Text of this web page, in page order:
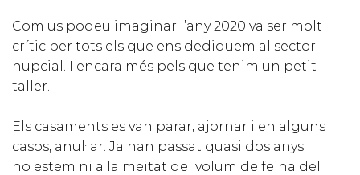
Com us podeu imaginar l’any 2020 va ser molt
crític per tots els que ens dediquem al sector
nupcial. I encara més pels que tenim un petit
taller.
Els casaments es van parar, ajornar i en alguns
casos, anul·lar. Ja han passat quasi dos anys I
no estem ni a la meitat del volum de feina del